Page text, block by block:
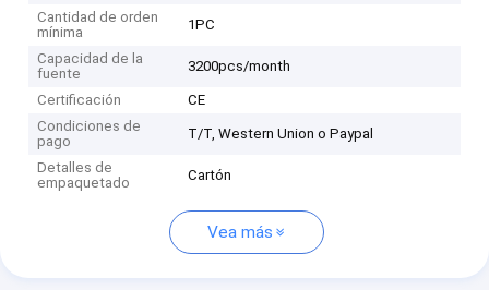
Cantidad de orden
mínima
1PC
Capacidad de la
fuente
3200pcs/month
Certificación
CE
Condiciones de
pago
T/T, Western Union o Paypal
Detalles de
empaquetado
Cartón
Vea más